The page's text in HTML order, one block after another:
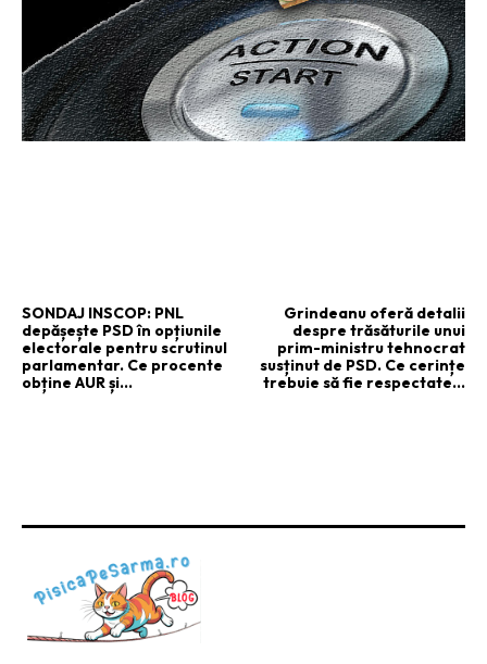
SONDAJ INSCOP: PNL
depășește PSD în opțiunile
electorale pentru scrutinul
parlamentar. Ce procente
obține AUR și…
Grindeanu oferă detalii
despre trăsăturile unui
prim-ministru tehnocrat
susținut de PSD. Ce cerințe
trebuie să fie respectate…